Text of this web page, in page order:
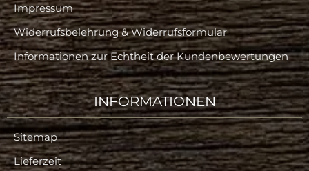
Impressum
Widerrufsbelehrung & Widerrufsformular
Informationen zur Echtheit der Kundenbewertungen
INFORMATIONEN
Sitemap
Lieferzeit